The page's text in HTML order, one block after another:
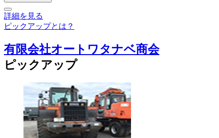
詳細を見る
ピックアップとは？
有限会社オートワタナベ商会
ピックアップ